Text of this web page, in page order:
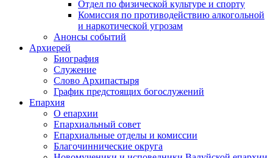
Отдел по физической культуре и спорту
Комиссия по противодействию алкогольной
и наркотической угрозам
Анонсы событий
Архиерей
Биография
Служение
Слово Архипастыря
График предстоящих богослужений
Епархия
О епархии
Епархиальный совет
Епархиальные отделы и комиссии
Благочиннические округа